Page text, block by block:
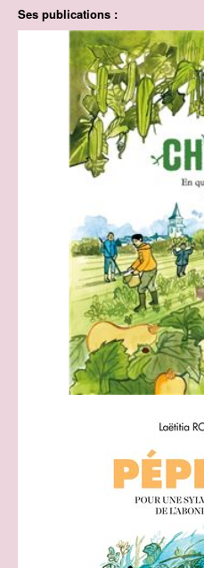
Ses publications :